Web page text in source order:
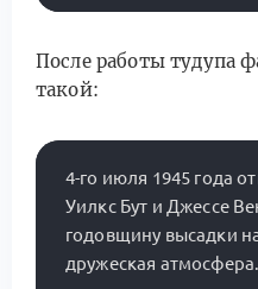
После работы тудупа
такой:
4-го июля 1945 года
Уилкс Бут и Джессе
годовщину высадки
дружеская атмосфера.